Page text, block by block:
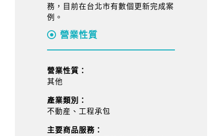
務，目前在台北市有數個更新完成案
例。
營業性質
營業性質：
其他
產業類別：
不動産、工程承包
主要商品服務：